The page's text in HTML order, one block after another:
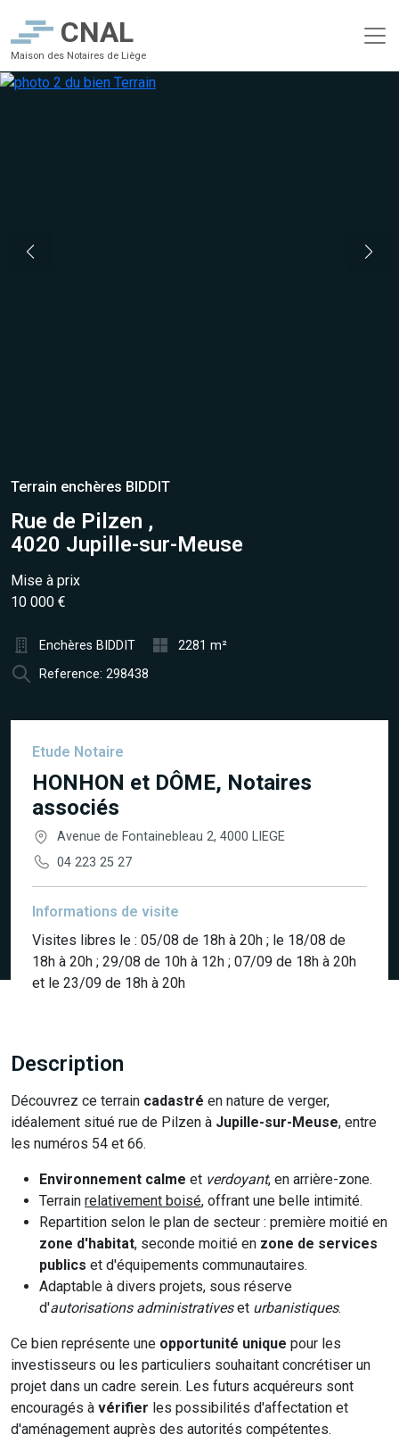
CNAL
Maison des Notaires de Liège
Terrain enchères BIDDIT
Rue de Pilzen ,
4020 Jupille-sur-Meuse
Mise à prix
10 000 €
Enchères BIDDIT
2281 m²
Reference: 298438
Etude Notaire
HONHON et DÔME, Notaires
associés
Avenue de Fontainebleau 2, 4000 LIEGE
04 223 25 27
Informations de visite
Visites libres le : 05/08 de 18h à 20h ; le 18/08 de
18h à 20h ; 29/08 de 10h à 12h ; 07/09 de 18h à 20h
et le 23/09 de 18h à 20h
Description
Découvrez ce terrain cadastré en nature de verger,
idéalement situé rue de Pilzen à Jupille-sur-Meuse, entre
les numéros 54 et 66.
Environnement calme et verdoyant, en arrière-zone.
Terrain relativement boisé, offrant une belle intimité.
Repartition selon le plan de secteur : première moitié en
zone d'habitat, seconde moitié en zone de services
publics et d'équipements communautaires.
Adaptable à divers projets, sous réserve
d'autorisations administrativeset urbanistiques.
Ce bien représente une opportunité unique pour les
investisseurs ou les particuliers souhaitant concrétiser un
projet dans un cadre serein. Les futurs acquéreurs sont
encouragés à vérifier les possibilités d'affectation et
d'aménagement auprès des autorités compétentes.